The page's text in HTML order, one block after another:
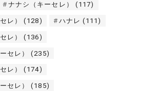
ナナシ（キーセレ） (117)
レ） (128) ハナレ (111)
レ） (136)
セレ） (235)
レ） (174)
セレ） (185)